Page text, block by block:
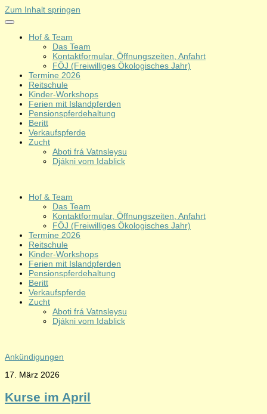
Zum Inhalt springen
Hof & Team
Das Team
Kontaktformular, Öffnungszeiten, Anfahrt
FÖJ (Freiwilliges Ökologisches Jahr)
Termine 2026
Reitschule
Kinder-Workshops
Ferien mit Islandpferden
Pensionspferdehaltung
Beritt
Verkaufspferde
Zucht
Aboti frá Vatnsleysu
Djákni vom Idablick
Hof & Team
Das Team
Kontaktformular, Öffnungszeiten, Anfahrt
FÖJ (Freiwilliges Ökologisches Jahr)
Termine 2026
Reitschule
Kinder-Workshops
Ferien mit Islandpferden
Pensionspferdehaltung
Beritt
Verkaufspferde
Zucht
Aboti frá Vatnsleysu
Djákni vom Idablick
Ankündigungen
17. März 2026
Kurse im April